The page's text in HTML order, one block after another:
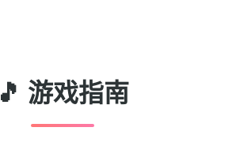
🎵 游戏指南